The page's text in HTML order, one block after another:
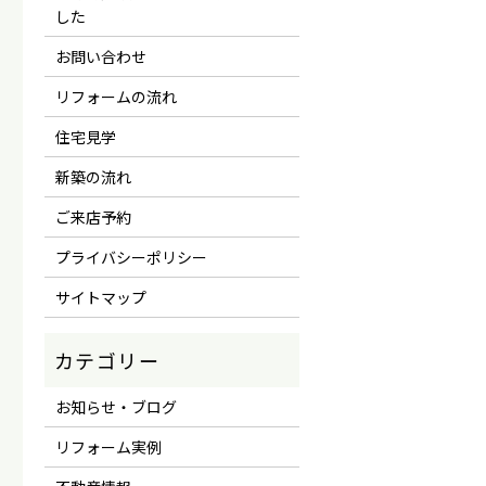
した
お問い合わせ
リフォームの流れ
住宅見学
新築の流れ
ご来店予約
プライバシーポリシー
サイトマップ
お知らせ・ブログ
リフォーム実例